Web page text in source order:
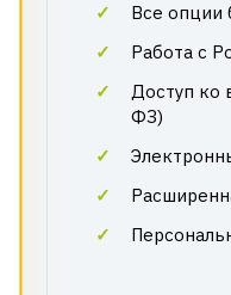
Все опции
Работа с
Доступ ко
ФЗ)